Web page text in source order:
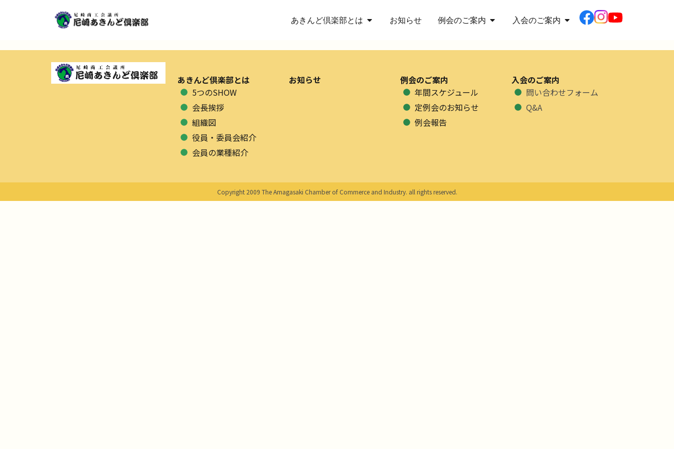
あきんど倶楽部とは お知らせ 例会のご案内 入会のご案内
あきんど倶楽部とは
5つのSHOW
会長挨拶
組織図
役員・委員会紹介
会員の業種紹介
お知らせ
例会のご案内
年間スケジュール
定例会のお知らせ
例会報告
入会のご案内
問い合わせフォーム
Q&A
Copyright 2009 The Amagasaki Chamber of Commerce and Industry. all rights reserved.